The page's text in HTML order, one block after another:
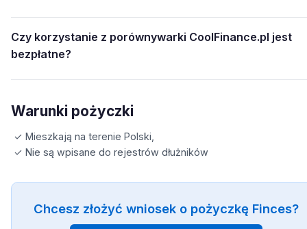
Czy korzystanie z porównywarki CoolFinance.pl jest
bezpłatne?
Warunki pożyczki
✓ Mieszkają na terenie Polski,
✓ Nie są wpisane do rejestrów dłużników
Chcesz złożyć wniosek o pożyczkę Finces?